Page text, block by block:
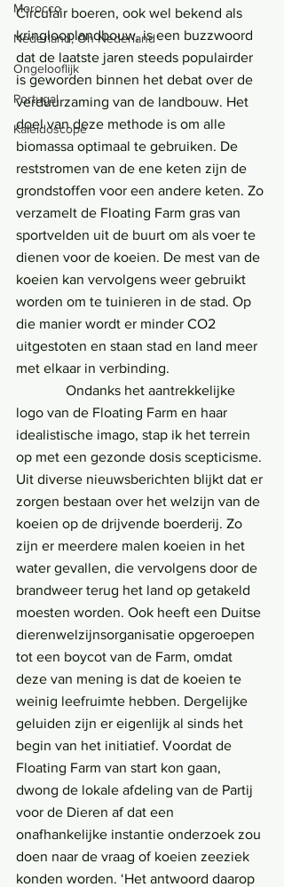
Morocco
Nederland, Oh Nederland
Ongelooflijk
Portugal
Kaleidoscope
Circulair boeren, ook wel bekend als
kringlooplandbouw, is een buzzwoord
dat de laatste jaren steeds populairder
is geworden binnen het debat over de
verduurzaming van de landbouw. Het
doel van deze methode is om alle
biomassa optimaal te gebruiken. De
reststromen van de ene keten zijn de
grondstoffen voor een andere keten. Zo
verzamelt de Floating Farm gras van
sportvelden uit de buurt om als voer te
dienen voor de koeien. De mest van de
koeien kan vervolgens weer gebruikt
worden om te tuinieren in de stad. Op
die manier wordt er minder CO2
uitgestoten en staan stad en land meer
met elkaar in verbinding.
logo van de Floating Farm en haar
idealistische imago, stap ik het terrein
op met een gezonde dosis scepticisme.
Uit diverse nieuwsberichten blijkt dat er
zorgen bestaan over het welzijn van de
koeien op de drijvende boerderij. Zo
zijn er meerdere malen koeien in het
water gevallen, die vervolgens door de
brandweer terug het land op getakeld
moesten worden. Ook heeft een Duitse
dierenwelzijnsorganisatie opgeroepen
tot een boycot van de Farm, omdat
deze van mening is dat de koeien te
weinig leefruimte hebben. Dergelijke
geluiden zijn er eigenlijk al sinds het
begin van het initiatief. Voordat de
Floating Farm van start kon gaan,
dwong de lokale afdeling van de Partij
voor de Dieren af dat een
onafhankelijke instantie onderzoek zou
doen naar de vraag of koeien zeeziek
konden worden. ‘Het antwoord daarop